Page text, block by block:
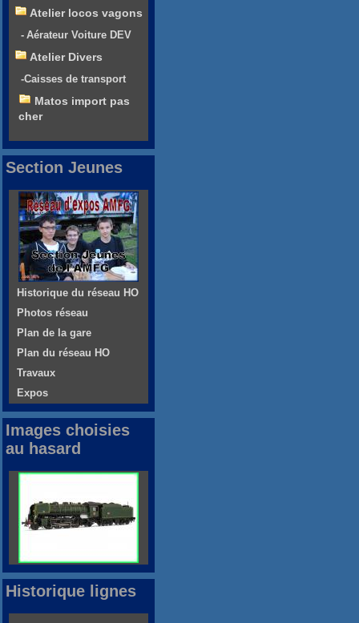
Atelier locos vagons
- Aérateur Voiture DEV
Atelier Divers
-Caisses de transport
Matos import pas
cher
Section Jeunes
Historique du réseau HO
Photos réseau
Plan de la gare
Plan du réseau HO
Travaux
Expos
Images choisies
au hasard
Historique lignes